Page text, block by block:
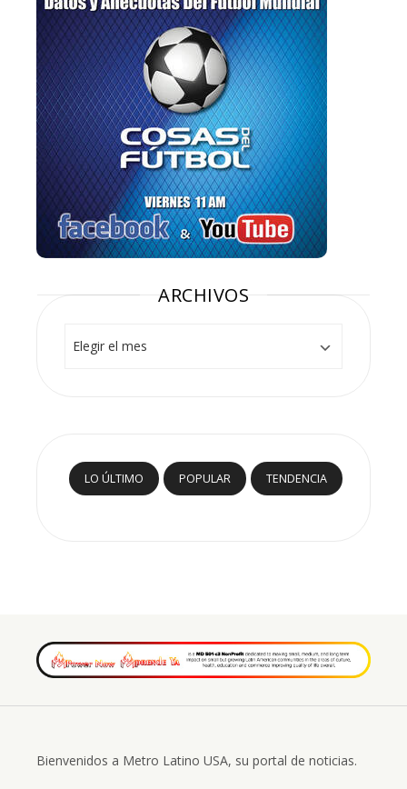
ARCHIVOS
LO ÚLTIMO POPULAR TENDENCIA
Bienvenidos a Metro Latino USA, su portal de noticias.